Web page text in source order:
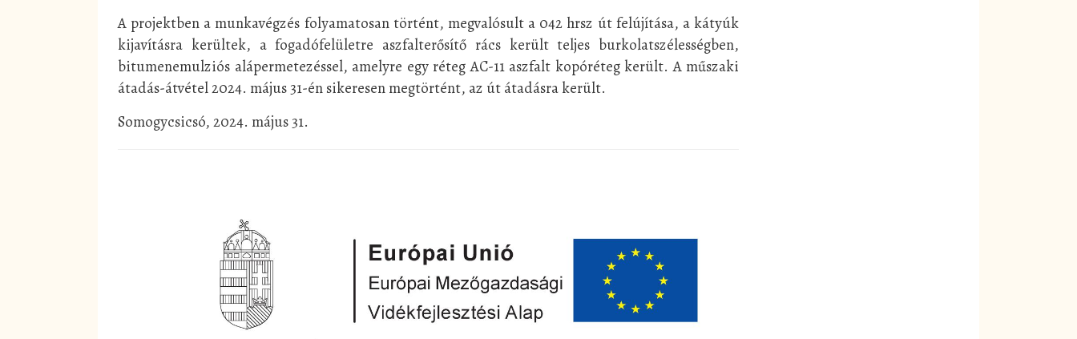
A projektben a munkavégzés folyamatosan történt, megvalósult a 042 hrsz út felújítása, a kátyúk
kijavításra kerültek, a fogadófelületre aszfalterősítő rács került teljes burkolatszélességben,
bitumenemulziós alápermetezéssel, amelyre egy réteg AC-11 aszfalt kopóréteg került. A műszaki
átadás-átvétel 2024. május 31-én sikeresen megtörtént, az út átadásra került.
Somogycsicsó, 2024. május 31.